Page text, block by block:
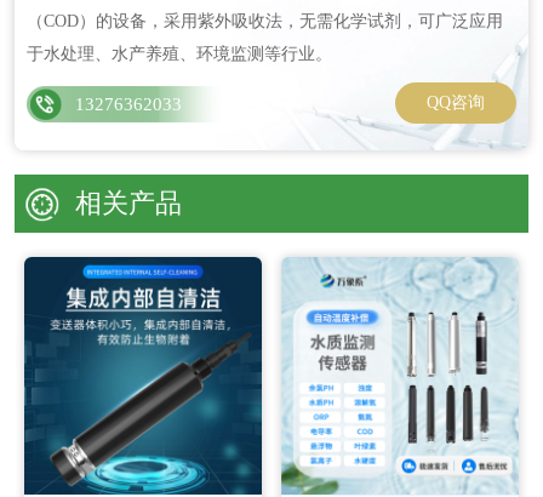
（COD）的设备，采用紫外吸收法，无需化学试剂，可广泛应用
于水处理、水产养殖、环境监测等行业。
13276362033 QQ咨询
相关产品